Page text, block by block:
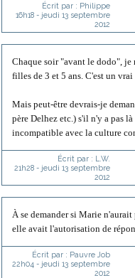
Écrit par : Philippe
16h18- jeudi 13 septembre
2012
Chaque soir "avant le dodo", je
filles de 3 et 5 ans. C'est un
Mais peut-être devrais-je
père Delhez etc.) s'il n'y a pas
incompatible avec la culture
Écrit par : L.W.
21h28- jeudi 13 septembre
2012
À se demander si Marie
elle avait l'autorisation de
Écrit par : Pauvre Job
22h04 - jeudi 13 septembre
2012